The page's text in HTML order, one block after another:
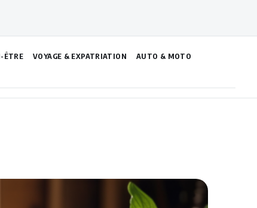
ÊTRE VOYAGE & EXPATRIATION AUTO & MOTO